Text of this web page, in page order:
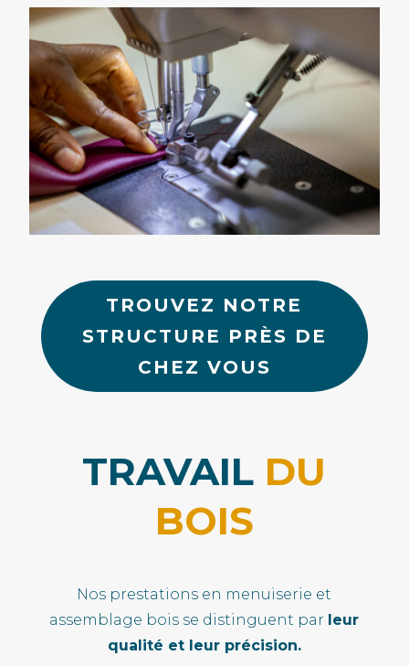
TROUVEZ NOTRE
STRUCTURE PRÈS DE
CHEZ VOUS
TRAVAIL DU
BOIS
Nos prestations en menuiserie et
assemblage bois se distinguent par leur
qualité et leur précision.